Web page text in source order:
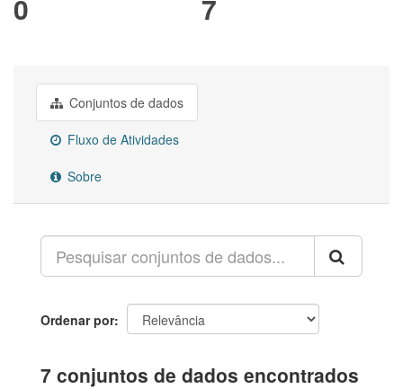
0 7
Conjuntos de dados
Fluxo de Atividades
Sobre
Ordenar por
7 conjuntos de dados encontrados